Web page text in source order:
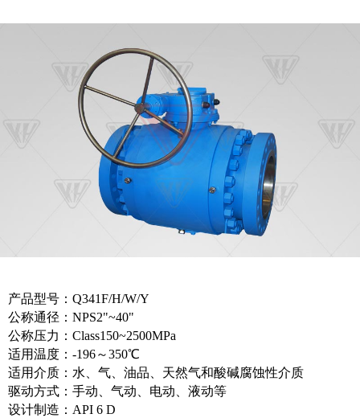
产品型号：Q341F/H/W/Y
公称通径：NPS2"~40"
公称压力：Class150~2500MPa
适用温度：-196～350℃
适用介质：水、气、油品、天然气和酸碱腐蚀性介质
驱动方式：手动、气动、电动、液动等
设计制造：API 6 D